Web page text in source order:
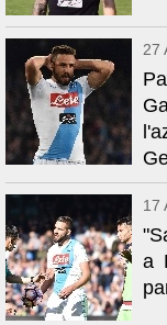
27
17
a